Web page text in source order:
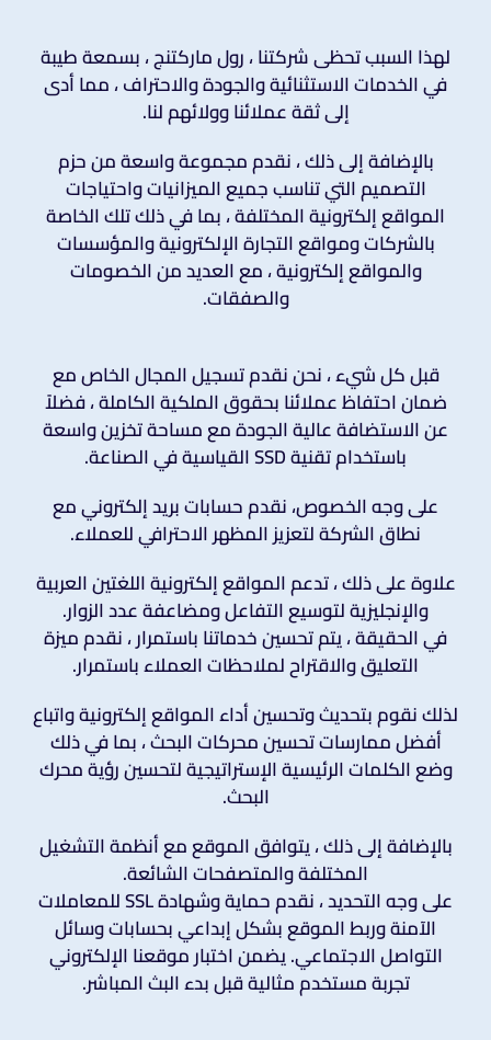
لهذا السبب تحظى شركتنا ، رول ماركتنج ، بسمعة طيبة
في الخدمات الاستثنائية والجودة والاحتراف ، مما أدى
إلى ثقة عملائنا وولائهم لنا.
بالإضافة إلى ذلك ، نقدم مجموعة واسعة من حزم
التصميم التي تناسب جميع الميزانيات واحتياجات
المواقع إلكترونية المختلفة ، بما في ذلك تلك الخاصة
بالشركات ومواقع التجارة الإلكترونية والمؤسسات
والمواقع إلكترونية ، مع العديد من الخصومات
والصفقات.
قبل كل شيء ، نحن نقدم تسجيل المجال الخاص مع
ضمان احتفاظ عملائنا بحقوق الملكية الكاملة ، فضلاً
عن الاستضافة عالية الجودة مع مساحة تخزين واسعة
باستخدام تقنية SSD القياسية في الصناعة.
على وجه الخصوص، نقدم حسابات بريد إلكتروني مع
نطاق الشركة لتعزيز المظهر الاحترافي للعملاء.
علاوة على ذلك ، تدعم المواقع إلكترونية اللغتين العربية
والإنجليزية لتوسيع التفاعل ومضاعفة عدد الزوار.
في الحقيقة ، يتم تحسين خدماتنا باستمرار ، نقدم ميزة
التعليق والاقتراح لملاحظات العملاء باستمرار.
لذلك نقوم بتحديث وتحسين أداء المواقع إلكترونية واتباع
أفضل ممارسات تحسين محركات البحث ، بما في ذلك
وضع الكلمات الرئيسية الإستراتيجية لتحسين رؤية محرك
البحث.
بالإضافة إلى ذلك ، يتوافق الموقع مع أنظمة التشغيل
المختلفة والمتصفحات الشائعة.
على وجه التحديد ، نقدم حماية وشهادة SSL للمعاملات
الآمنة وربط الموقع بشكل إبداعي بحسابات وسائل
التواصل الاجتماعي. يضمن اختبار موقعنا الإلكتروني
تجربة مستخدم مثالية قبل بدء البث المباشر.